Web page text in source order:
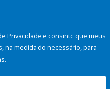
Privacidade e consinto que meus
na medida do necessário, para